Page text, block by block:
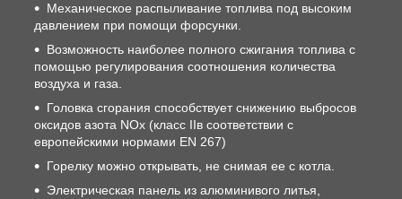
Механическое распыливание топлива под высоким
давлением при помощи форсунки.
Возможность наиболее полного сжигания топлива с
помощью регулирования соотношения количества
воздуха и газа.
Головка cгорания способствует снижению выбросов
оксидов азота NOx (класс IIв соответствии с
европейскими нормами EN 267)
Горелку можно открывать, не снимая ее с котла.
Электрическая панель из алюминивого литья,